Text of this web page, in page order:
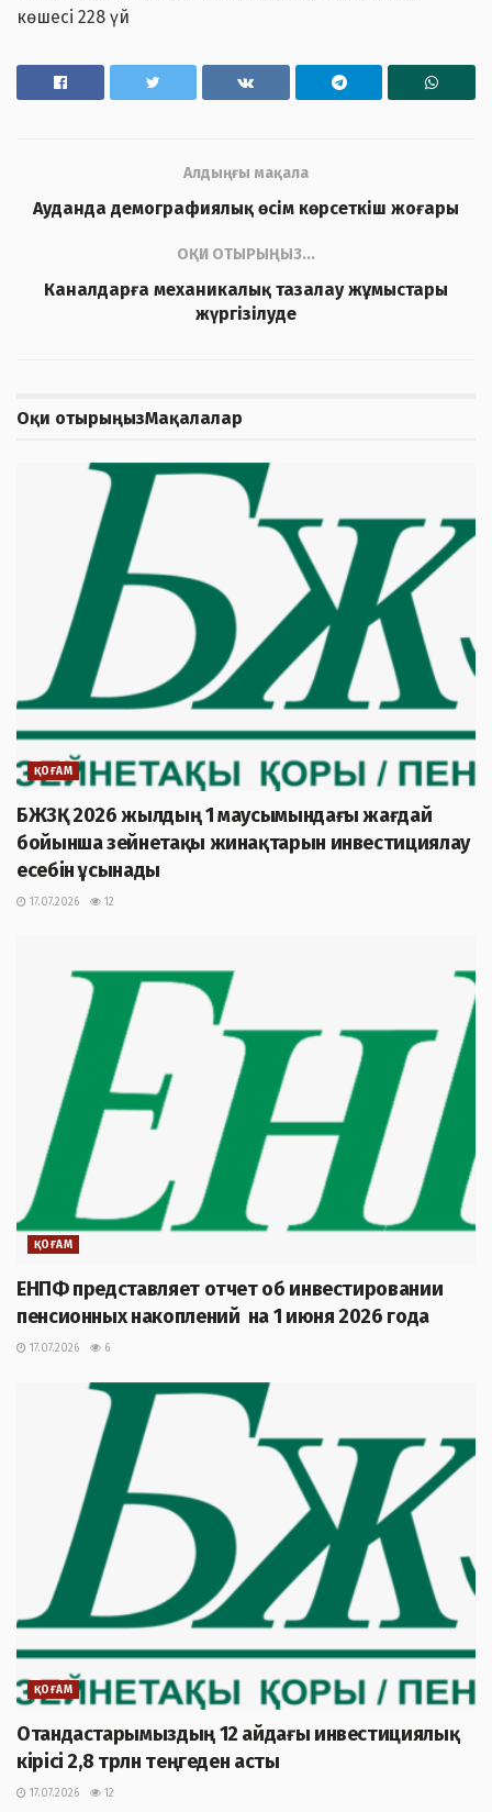
көшесі 228 үй
Алдыңғы мақала
Ауданда демографиялық өсім көрсеткіш жоғары
ОҚИ ОТЫРЫҢЫЗ...
Каналдарға механикалық тазалау жұмыстары
жүргізілуде
Оқи отырыңызМақалалар
ҚОҒАМ
БЖЗҚ 2026 жылдың 1 маусымындағы жағдай
бойынша зейнетақы жинақтарын инвестициялау
есебін ұсынады
17.07.2026 12
ҚОҒАМ
ЕНПФ представляет отчет об инвестировании
пенсионных накоплений на 1 июня 2026 года
17.07.2026 6
ҚОҒАМ
Отандастарымыздың 12 айдағы инвестициялық
кірісі 2,8 трлн теңгеден асты
17.07.2026 12